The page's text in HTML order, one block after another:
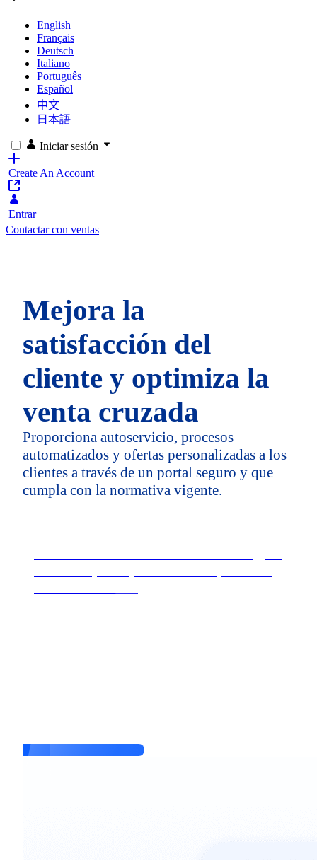
English
Français
Deutsch
Italiano
Português
Español
中文
日本語
Iniciar sesión
Create An Account
Entrar
Contactar con ventas
Mejora la
satisfacción del
cliente y optimiza la
venta cruzada
Proporciona autoservicio, procesos
automatizados y ofertas personalizadas a los
clientes a través de un portal seguro y que
cumpla con la normativa vigente.